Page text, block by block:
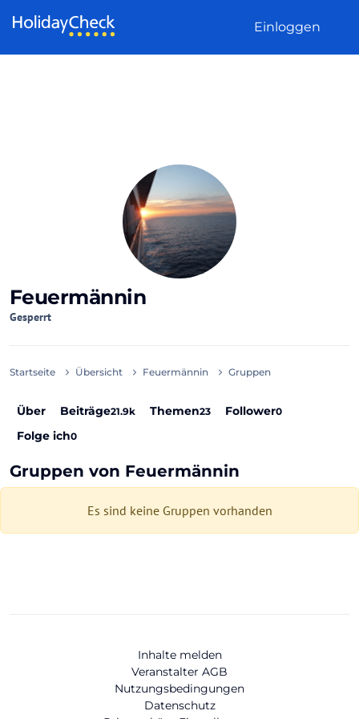
Einloggen
Feuermännin
Gesperrt
Startseite Übersicht Feuermännin Gruppen
Über Beiträge21.9k Themen23 Follower0
Folge ich0
Gruppen von Feuermännin
Es sind keine Gruppen vorhanden
Inhalte melden
Veranstalter AGB
Nutzungsbedingungen
Datenschutz